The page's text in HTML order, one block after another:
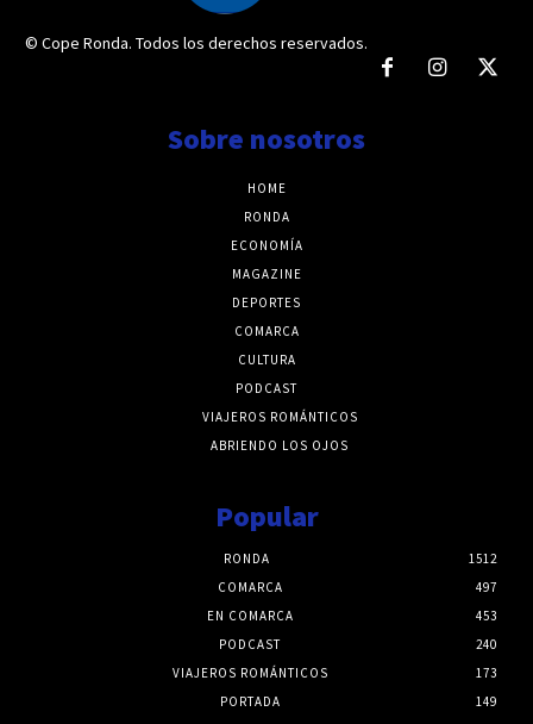
© Cope Ronda. Todos los derechos reservados.
Sobre nosotros
HOME
RONDA
ECONOMÍA
MAGAZINE
DEPORTES
COMARCA
CULTURA
PODCAST
VIAJEROS ROMÁNTICOS
ABRIENDO LOS OJOS
Popular
RONDA
1512
COMARCA
497
EN COMARCA
453
PODCAST
240
VIAJEROS ROMÁNTICOS
173
PORTADA
149